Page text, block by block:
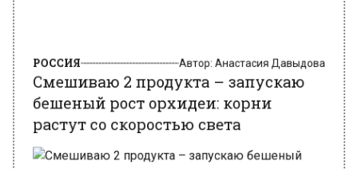
бешеный рост орхидеи: корни
растут со скоростью света